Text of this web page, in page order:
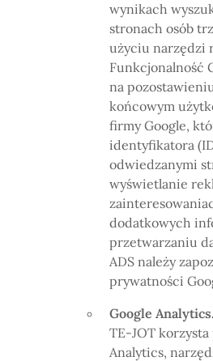
wynikach
stronach osób
użyciu narzędzi
Funkcjonalność
na
końcowym
firmy Google,
identyfikatora
odwiedzanymi
wyświetlanie
dodatkowych
przetwarzaniu
ADS należy
prywatności
Google Analytics.
TE-JOT
Analytics,